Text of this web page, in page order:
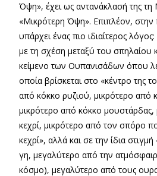
Όψη», έχει ως αντανάκλασή της
«Μικρότερη Όψη». Επιπλέον, στην
υπάρχει ένας πιο ιδιαίτερος
με τη σχέση μεταξύ του σπηλαίου
κείμενο των Ουπανισάδων όπου
οποία βρίσκεται στο «κέντρο της
από κόκκο ρυζιού, μικρότερο από
μικρότερο από κόκκο μουστάρδας,
κεχρί, μικρότερο από τον σπόρο
κεχρί», αλλά και σε την ίδια
γη, μεγαλύτερο από την
κόσμο), μεγαλύτερο από τους